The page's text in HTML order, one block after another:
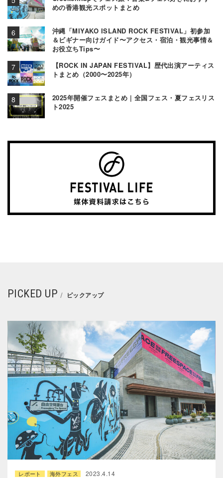
めの香港観光スポットまとめ
沖縄「MIYAKO ISLAND ROCK FESTIVAL」初参加
＆ビギナー向けガイド〜アクセス・宿泊・観光事情＆
お役立ちTips〜
【ROCK IN JAPAN FESTIVAL】歴代出演アーティス
トまとめ（2000〜2025年）
2025年開催フェスまとめ | 全国フェス・夏フェスリス
ト2025
PICKED UP ピックアップ
レポート 海外フェス 2023.4.14